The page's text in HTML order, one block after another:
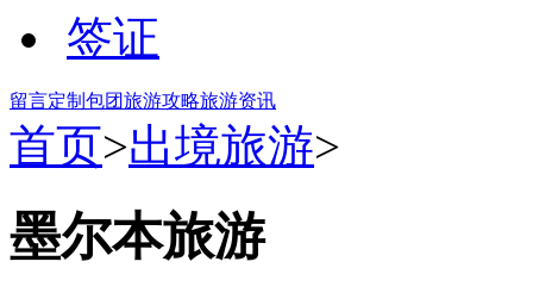
签证
留言定制包团旅游攻略旅游资讯
首页>出境旅游>
墨尔本旅游